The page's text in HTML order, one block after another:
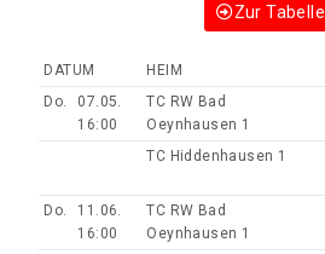
Zur Tabelle
DATUM HEIM
Do.
07.05.
16:00
TC RW Bad
Oeynhausen 1
TC Hiddenhausen 1
Do.
11.06.
16:00
TC RW Bad
Oeynhausen 1